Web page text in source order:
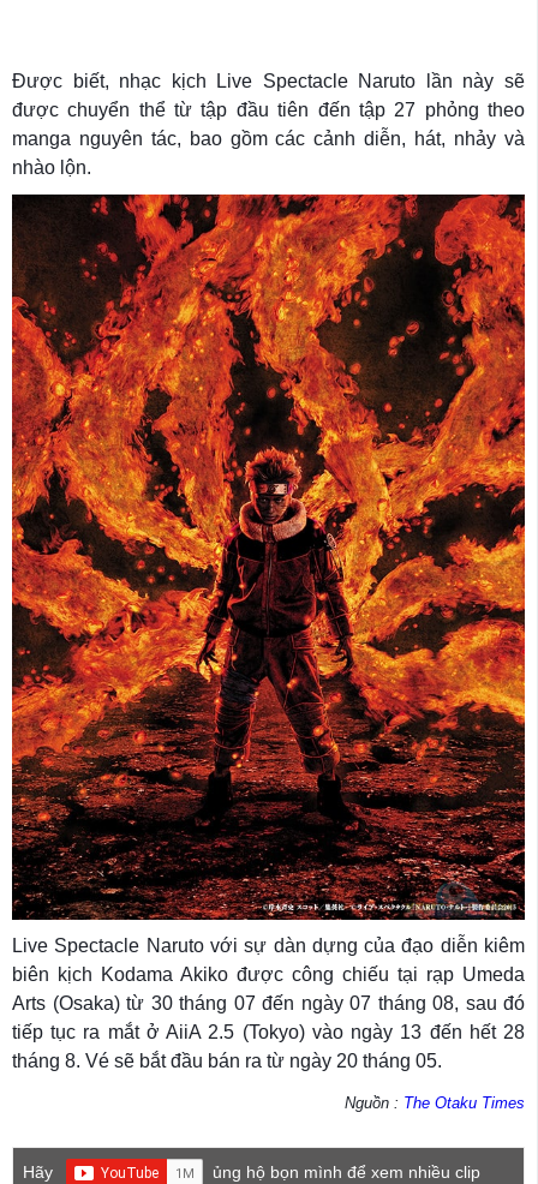
Được biết, nhạc kịch Live Spectacle Naruto lần này sẽ
được chuyển thể từ tập đầu tiên đến tập 27 phỏng theo
manga nguyên tác, bao gồm các cảnh diễn, hát, nhảy và
nhào lộn.
Live Spectacle Naruto với sự dàn dựng của đạo diễn kiêm
biên kịch Kodama Akiko được công chiếu tại rạp Umeda
Arts (Osaka) từ 30 tháng 07 đến ngày 07 tháng 08, sau đó
tiếp tục ra mắt ở AiiA 2.5 (Tokyo) vào ngày 13 đến hết 28
tháng 8. Vé sẽ bắt đầu bán ra từ ngày 20 tháng 05.
Nguồn : The Otaku Times
Hãy
ủng hộ bọn mình để xem nhiều clip